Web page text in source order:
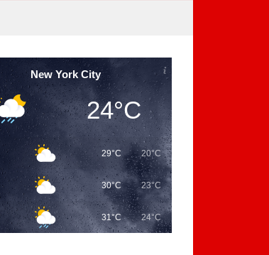
New York City
24°C
29°C 20°C
30°C 23°C
31°C 24°C